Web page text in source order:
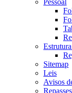
Pessoal
Sitemap
Leis
Avisos
Repasses